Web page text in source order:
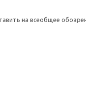
на всеобщее